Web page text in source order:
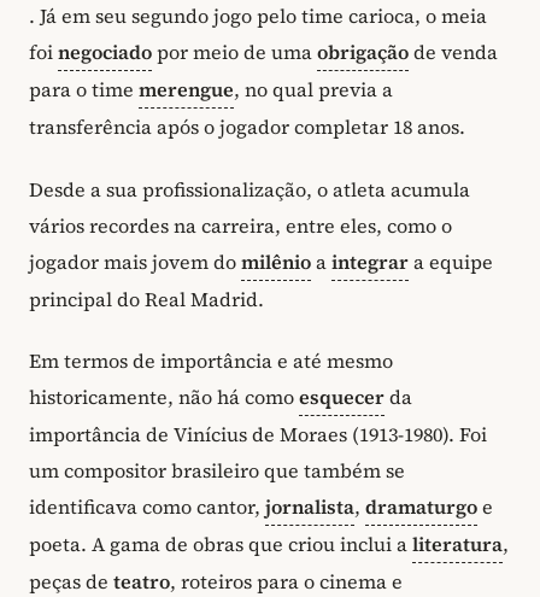
. Já em seu segundo jogo pelo time carioca, o meia
foinegociadopor meio de umaobrigaçãode venda
para o time merengue, no qual previa a
transferência após o jogador completar 18 anos.
Desde a sua profissionalização, o atleta acumula
vários recordes na carreira, entre eles, como o
jogador mais jovem domilênioaintegrara equipe
principal do Real Madrid.
Em termos de importância e até mesmo
historicamente, não há comoesquecerda
importância de Vinícius de Moraes (1913-1980). Foi
um compositor brasileiro que também se
identificava como cantor, jornalista, dramaturgoe
poeta. A gama de obras que criou inclui aliteratura,
peças de teatro, roteiros para o cinema e